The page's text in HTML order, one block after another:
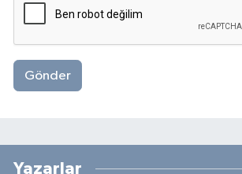
Gönder
Yazarlar